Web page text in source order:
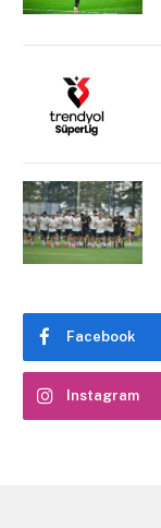
Facebook
Instagram